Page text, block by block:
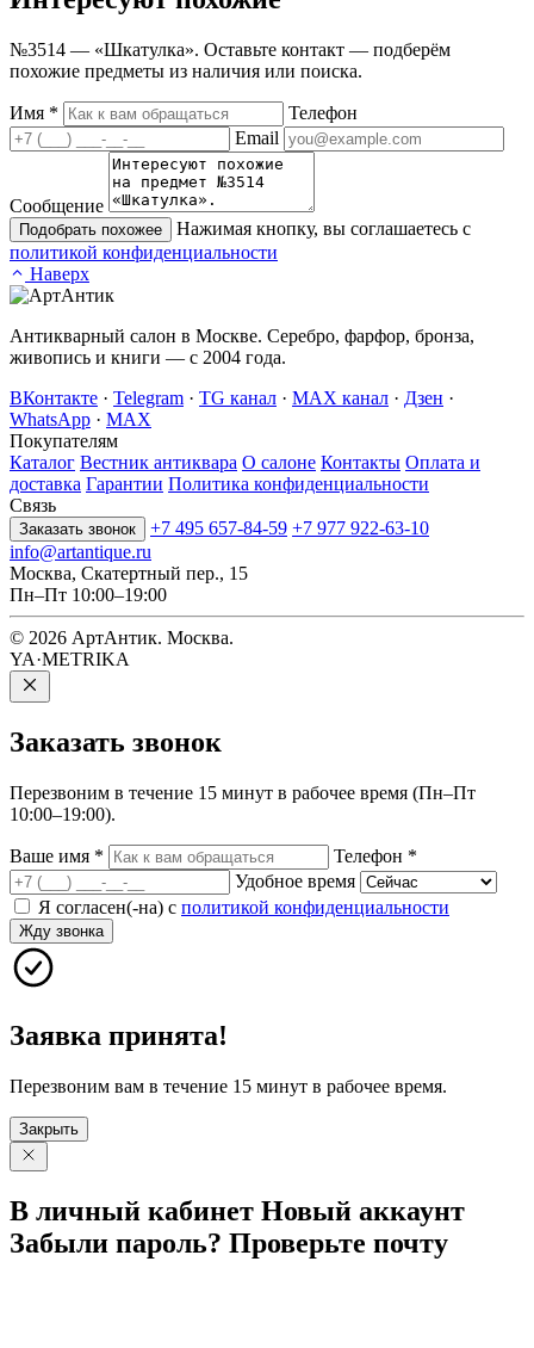
№3514 — «Шкатулка». Оставьте контакт — подберём
похожие предметы из наличия или поиска.
Имя *
Телефон
Email
Сообщение
Подобрать похожее
Нажимая кнопку, вы соглашаетесь с
политикой конфиденциальности
Наверх
Антикварный салон в Москве. Серебро, фарфор, бронза,
живопись и книги — с 2004 года.
ВКонтакте · Telegram · TG канал · MAX канал · Дзен ·
WhatsApp · MAX
Покупателям
Каталог Вестник антиквара О салоне Контакты Оплата и
доставка Гарантии Политика конфиденциальности
Связь
Заказать звонок +7 495 657-84-59 +7 977 922-63-10
info@artantique.ru
Москва, Скатертный пер., 15
Пн–Пт 10:00–19:00
© 2026 АртАнтик. Москва.
YA·METRIKA
Заказать звонок
Перезвоним в течение 15 минут в рабочее время (Пн–Пт
10:00–19:00).
Ваше имя * Телефон *
Удобное время
Я согласен(-на) с политикой конфиденциальности
Жду звонка
Заявка принята!
Перезвоним вам в течение 15 минут в рабочее время.
Закрыть
В личный кабинет Новый аккаунт
Забыли пароль? Проверьте почту